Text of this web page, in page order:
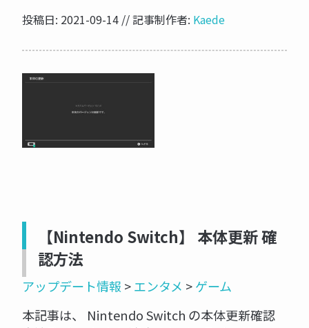
投稿日: 2021-09-14 // 記事制作者: Kaede
【Nintendo Switch】 本体更新 確
認方法
アップデート情報 >エンタメ >ゲーム
本記事は、 Nintendo Switch の本体更新確認